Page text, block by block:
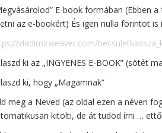
E-book formában (Ebben
az e-bookért) És igen nulla forintot
vladimirweaver.com/
ki az „INGYENES E-BOOK” (sötét
ki, hogy „Magamnak”
meg a Neved (az oldal ezen a néven
kitölti, de át tudod írni …